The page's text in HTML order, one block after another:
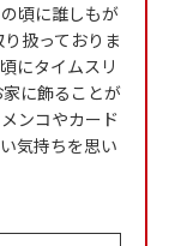
の頃に誰しもが
扱っておりま
にタイムスリ
に飾ることが
ンコやカード
気持ちを思い